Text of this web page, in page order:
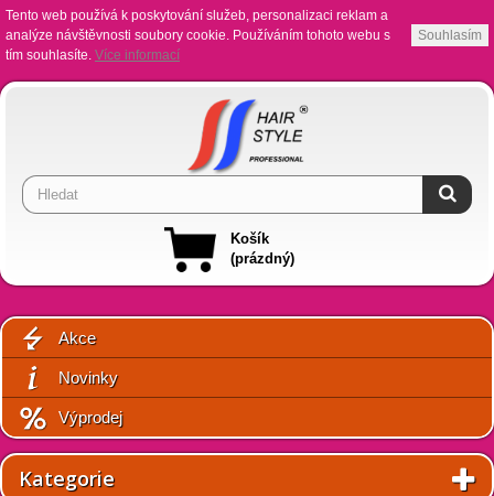
Tento web používá k poskytování služeb, personalizaci reklam a
analýze návštěvnosti soubory cookie. Používáním tohoto webu s
tím souhlasíte. Více informací
Souhlasím
Košík
(prázdný)
Akce
Novinky
Výprodej
Kategorie